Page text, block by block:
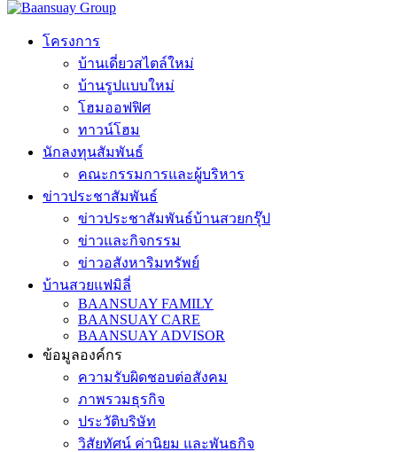
โครงการ
บ้านเดี่ยวสไตล์ใหม่
บ้านรูปแบบใหม่
โฮมออฟฟิศ
ทาวน์โฮม
นักลงทุนสัมพันธ์
คณะกรรมการและผู้บริหาร
ข่าวประชาสัมพันธ์
ข่าวประชาสัมพันธ์บ้านสวยกรุ๊ป
ข่าวและกิจกรรม
ข่าวอสังหาริมทรัพย์
บ้านสวยแฟมิลี่
BAANSUAY FAMILY
BAANSUAY CARE
BAANSUAY ADVISOR
ข้อมูลองค์กร
ความรับผิดชอบต่อสังคม
ภาพรวมธุรกิจ
ประวัติบริษัท
วิสัยทัศน์ ค่านิยม และพันธกิจ